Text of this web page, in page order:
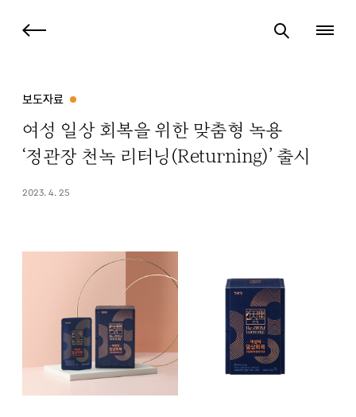
보도자료
여성 일상 회복을 위한 맞춤형 녹용
‘정관장 천녹 리터닝(Returning)’ 출시
2023. 4. 25